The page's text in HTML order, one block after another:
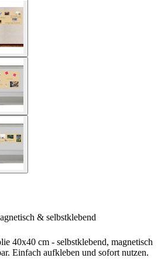
& selbstklebend
40x40 cm - selbstklebend, magnetisch
Einfach aufkleben und sofort nutzen.